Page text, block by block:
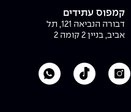
קמפוס עתידים
דבורה הנביאה 121, תל
אביב, בניין 2 קומה 2
מכללת אפקה
של מכללת אפקה
היוטיוב של מכללת אפקה
לעמוד האינסטגרם של
לעמוד הטיקטוק